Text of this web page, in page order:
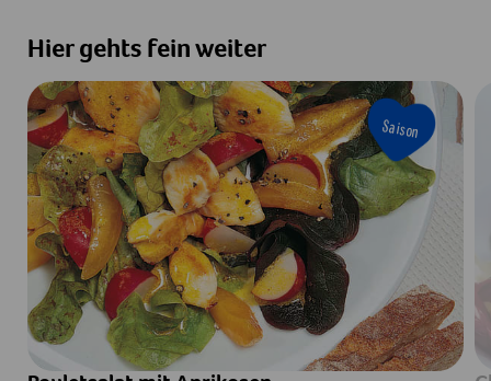
Hier gehts fein weiter
Saison